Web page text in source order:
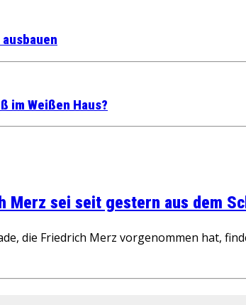
im Weißen Haus?
sei seit gestern aus dem
die Friedrich Merz vorgenommen hat,